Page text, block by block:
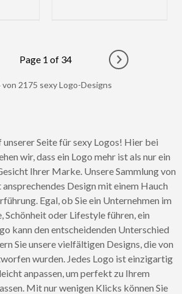
page
Page 1 of 34
Go to next
von 2175 sexy Logo-Designs
Seite für sexy Logos! Hier bei
wir, dass ein Logo mehr ist als nur ein
Ihrer Marke. Unsere Sammlung von
Design mit einem Hauch
Egal, ob Sie ein Unternehmen im
Schönheit oder Lifestyle führen, ein
kann den entscheidenden Unterschied
Sie unsere vielfältigen Designs, die von
wurden. Jedes Logo ist einzigartig
anpassen, um perfekt zu Ihrem
Mit nur wenigen Klicks können Sie